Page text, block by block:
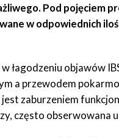
Pod pojęciem
w odpowiednich
objawów
a przewodem
zaburzeniem
często obserwowana